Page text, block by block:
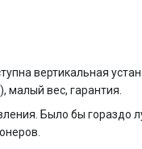
вертикальная
малый вес, гарантия.
Было бы гораздо